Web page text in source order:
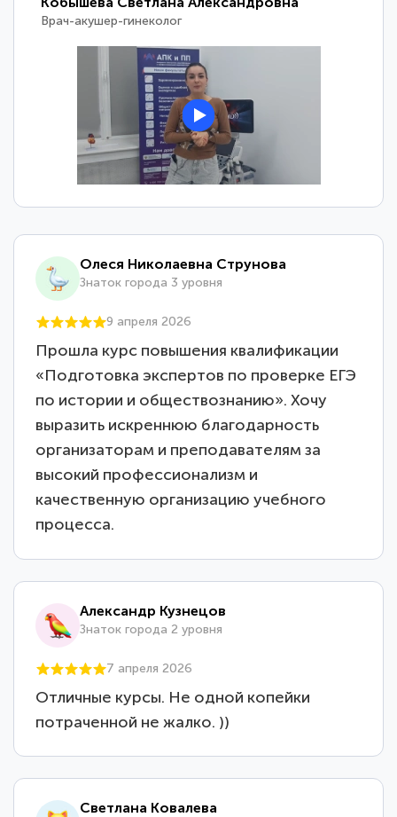
Врач-акушер-гинеколог
Олеся Николаевна Струнова
Знаток города 3 уровня
9 апреля 2026
Прошла курс повышения квалификации
«Подготовка экспертов по проверке ЕГЭ
по истории и обществознанию». Хочу
выразить искреннюю благодарность
организаторам и преподавателям за
высокий профессионализм и
качественную организацию учебного
процесса.
Александр Кузнецов
Знаток города 2 уровня
7 апреля 2026
Отличные курсы. Не одной копейки
потраченной не жалко. ))
Светлана Ковалева